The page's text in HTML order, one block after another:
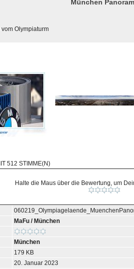
München
Olympiaturm
512 STIMME(N)
Halte die Maus über die Bewertung, um
MaFu / München
München
179 KB
20. Januar 2023